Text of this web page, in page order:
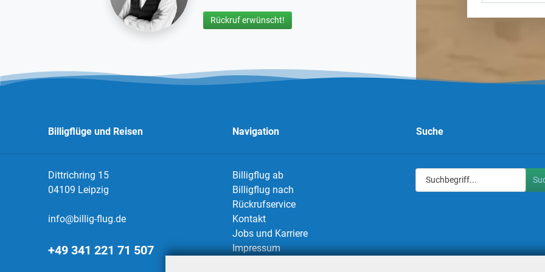
Rückruf erwünscht!
Billigflüge und Reisen
Dittrichring 15
04109 Leipzig
info@billig-flug.de
+49 341 221 71 507
Navigation
Billigflug ab
Billigflug nach
Rückrufservice
Kontakt
Jobs und Karriere
Impressum
Suche